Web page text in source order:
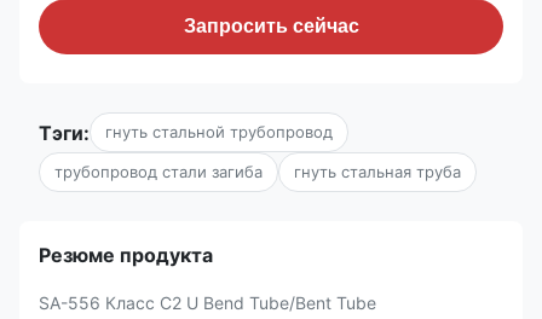
Запросить сейчас
Тэги: гнуть стальной трубопровод
трубопровод стали загиба гнуть стальная труба
Резюме продукта
SA-556 Класс C2 U Bend Tube/Bent Tube